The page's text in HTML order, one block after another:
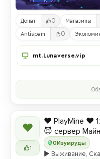
Донат 0 Магазины
Antispam 0
mt.Lunaverse.vip
❤
1
0Изумруды
❤️ PlayMine ❤️
😈 сервер
▶️ Выживание,